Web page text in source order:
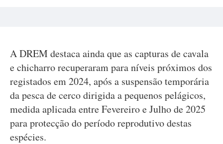
A DREM destaca ainda que as capturas de cavala
e chicharro recuperaram para níveis próximos dos
registados em 2024, após a suspensão temporária
da pesca de cerco dirigida a pequenos pelágicos,
medida aplicada entre Fevereiro e Julho de 2025
para protecção do período reprodutivo destas
espécies.